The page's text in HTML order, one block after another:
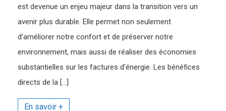
est devenue un enjeu majeur dans la transition vers un
avenir plus durable. Elle permet non seulement
d’améliorer notre confort et de préserver notre
environnement, mais aussi de réaliser des économies
substantielles sur les factures d’énergie. Les bénéfices
directs de la […]